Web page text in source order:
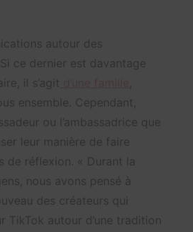
autour des
ce dernier est davantage
il s’agit
,
ensemble. Cependant,
ou l’ambassadrice que
leur manière de faire
de réflexion. « Durant la
nous avons pensé à
des créateurs qui
autour d’une tradition